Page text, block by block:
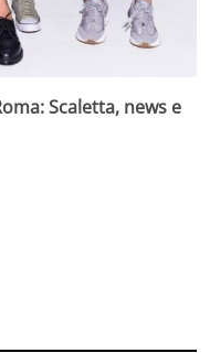
Scaletta, news e